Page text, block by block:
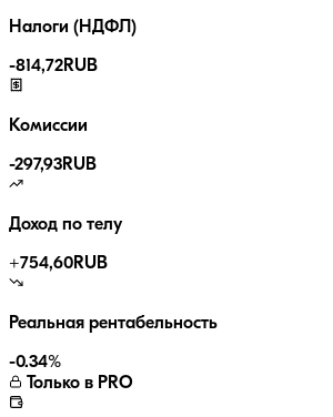
Налоги (НДФЛ)
-814,72RUB
Комиссии
-297,93RUB
Доход по телу
+754,60RUB
Реальная рентабельность
-0.34%
Только в PRO